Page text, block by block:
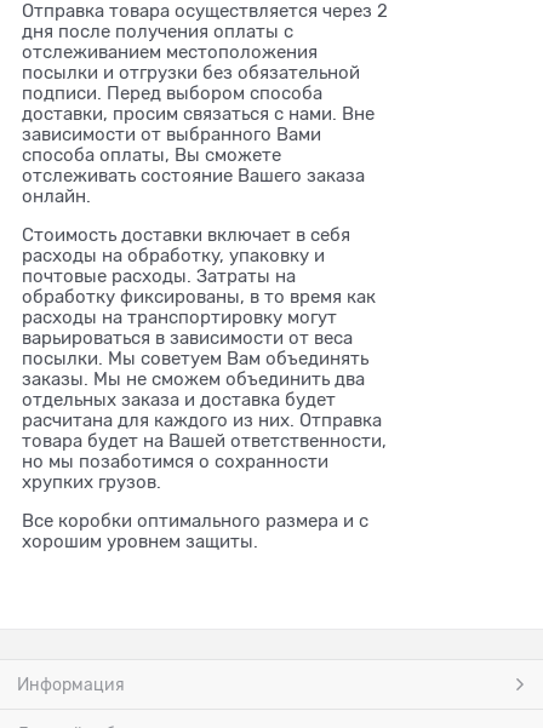
Отправка товара осуществляется через 2
дня после получения оплаты с
отслеживанием местоположения
посылки и отгрузки без обязательной
подписи. Перед выбором способа
доставки, просим связаться с нами. Вне
зависимости от выбранного Вами
способа оплаты, Вы сможете
отслеживать состояние Вашего заказа
онлайн.
Стоимость доставки включает в себя
расходы на обработку, упаковку и
почтовые расходы. Затраты на
обработку фиксированы, в то время как
расходы на транспортировку могут
варьироваться в зависимости от веса
посылки. Мы советуем Вам объединять
заказы. Мы не сможем объединить два
отдельных заказа и доставка будет
расчитана для каждого из них. Отправка
товара будет на Вашей ответственности,
но мы позаботимся о сохранности
хрупких грузов.
Все коробки оптимального размера и с
хорошим уровнем защиты.
Информация